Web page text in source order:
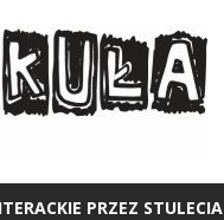
PRZEZ STULECIA